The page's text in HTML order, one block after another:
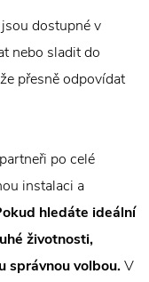
dostupné v
nebo sladit do
přesně odpovídat
po celé
instalaci a
hledáte ideální
životnosti,
správnou volbou.V